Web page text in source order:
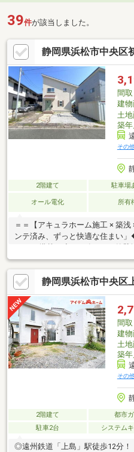
39件が該当しました。
静岡県浜松市中央区
間取
建
土
築年
その
2階建て 駐車場
オール電化 所有
＝＝【アキュラホーム施工 × 築
ンテ済み、ずっと快適な住まい
圏内で子育て世帯にもおすすめ
すっきりです◎◆LDKは広々約20
＝＝【周辺環境】＝＝＝・初生
星中学校 1221ｍ（徒歩約16分
分）・ザ・ビッグ浜松葵町店
ーマート浜松初生テクノロード
静岡県浜松市中央区
間取
建
土
築年
その
2階建て 都市
駐車2台
システム
◎遠州鉄道「上島」駅徒歩12分